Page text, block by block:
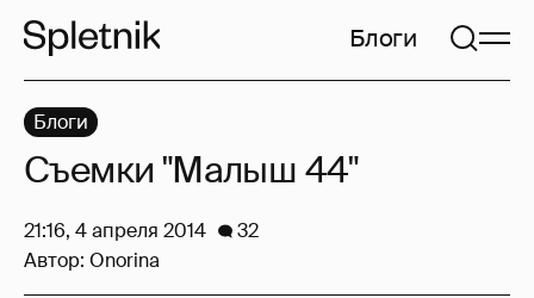
Блоги
Блоги
Съемки "Малыш 44"
21:16, 4 апреля 2014
32
Автор: Onorina